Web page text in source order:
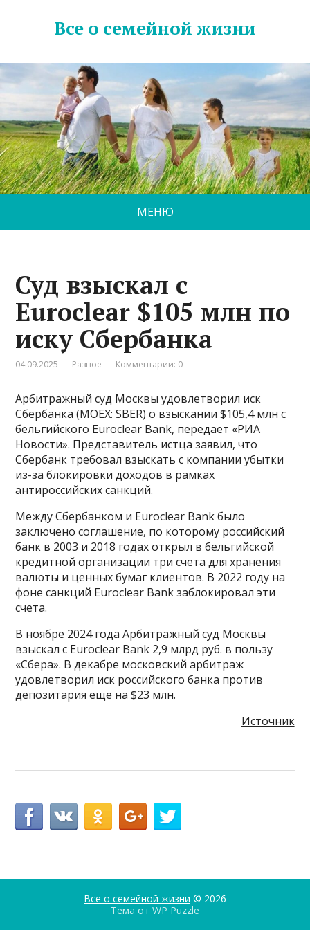
Все о семейной жизни
МЕНЮ
Суд взыскал с
Euroclear $105 млн по
иску Сбербанка
04.09.2025 Разное Комментарии: 0
Арбитражный суд Москвы удовлетворил иск
Сбербанка (MOEX: SBER) о взыскании $105,4 млн с
бельгийского Euroclear Bank, передает «РИА
Новости». Представитель истца заявил, что
Сбербанк требовал взыскать с компании убытки
из-за блокировки доходов в рамках
антироссийских санкций.
Между Сбербанком и Euroclear Bank было
заключено соглашение, по которому российский
банк в 2003 и 2018 годах открыл в бельгийской
кредитной организации три счета для хранения
валюты и ценных бумаг клиентов. В 2022 году на
фоне санкций Euroclear Bank заблокировал эти
счета.
В ноябре 2024 года Арбитражный суд Москвы
взыскал с Euroclear Bank 2,9 млрд руб. в пользу
«Сбера». В декабре московский арбитраж
удовлетворил иск российского банка против
депозитария еще на $23 млн.
Источник
Все о семейной жизни © 2026
Тема от WP Puzzle